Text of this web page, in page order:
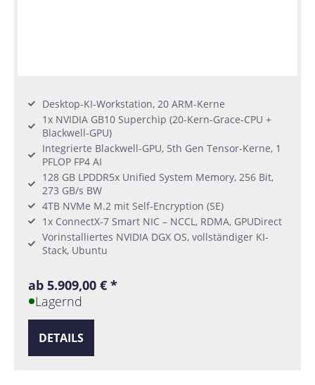
Desktop-KI-Workstation, 20 ARM-Kerne
1x NVIDIA GB10 Superchip (20-Kern-Grace-CPU +
Blackwell-GPU)
Integrierte Blackwell-GPU, 5th Gen Tensor-Kerne, 1
PFLOP FP4 AI
128 GB LPDDR5x Unified System Memory, 256 Bit,
273 GB/s BW
4TB NVMe M.2 mit Self-Encryption (SE)
1x ConnectX-7 Smart NIC – NCCL, RDMA, GPUDirect
Vorinstalliertes NVIDIA DGX OS, vollständiger KI-
Stack, Ubuntu
ab 5.909,00 € *
Lagernd
DETAILS